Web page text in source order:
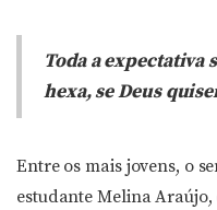
Toda a expectativa
hexa, se Deus
Entre os mais jovens, o
estudante Melina